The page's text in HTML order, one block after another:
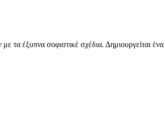
έξυπνα σοφιστικέ σχέδια. Δημιουργείται